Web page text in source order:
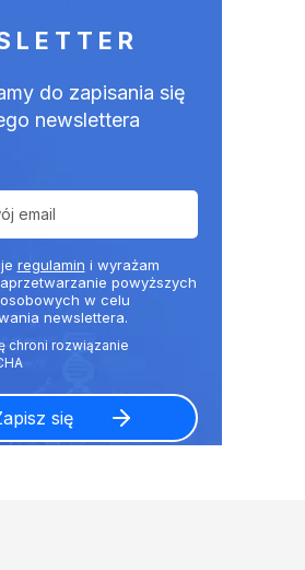
do zapisania się
newslettera
regulamin i wyrażam
powyższych
w celu
newslettera.